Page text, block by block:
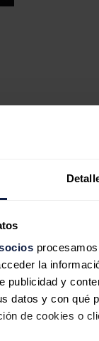
la
publicidad y
datos y con qué
de cookies o